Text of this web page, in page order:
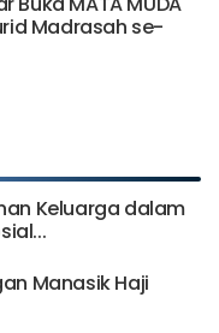
Buka MATA MUDA
Madrasah se-
Keluarga dalam
Manasik Haji